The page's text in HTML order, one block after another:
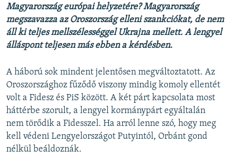
Magyarország európai helyzetére? Magyarország
megszavazza az Oroszország elleni szankciókat, de nem
áll ki teljes mellszélességgel Ukrajna mellett. A lengyel
álláspont teljesen más ebben a kérdésben.
A háború sok mindent jelentősen megváltoztatott. Az
Oroszországhoz fűződő viszony mindig komoly ellentét
volt a Fidesz és PiS között. A két párt kapcsolata most
háttérbe szorult, a lengyel kormánypárt egyáltalán
nem törődik a Fidesszel. Ha arról lenne szó, hogy meg
kell védeni Lengyelországot Putyintól, Orbánt gond
nélkül beáldoznák.